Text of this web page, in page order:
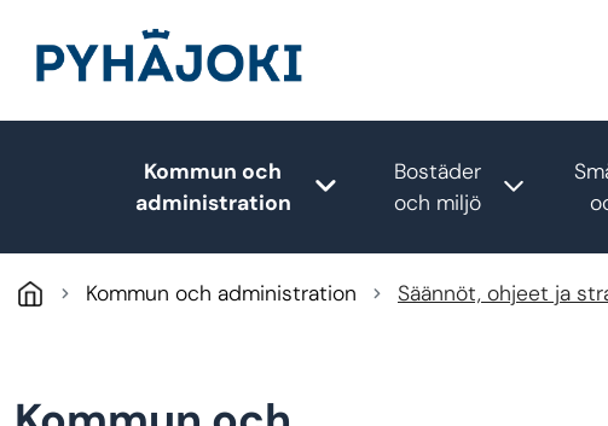
Kommun och
administration
Toggle submenu
Bostäder
och miljö
Toggle
Kommun och administration Säännöt, ohjeet ja